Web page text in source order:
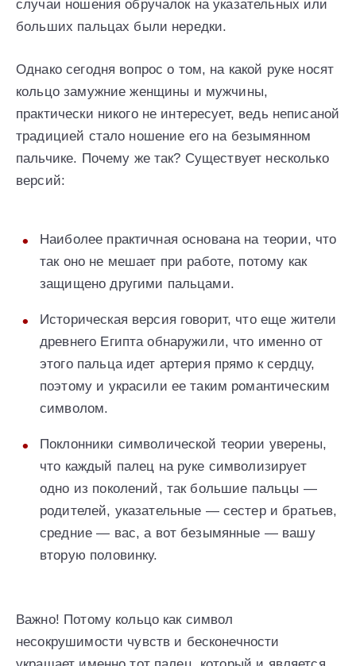
случаи ношения обручалок на указательных или
больших пальцах были нередки.
Однако сегодня вопрос о том, на какой руке носят
кольцо замужние женщины и мужчины,
практически никого не интересует, ведь неписаной
традицией стало ношение его на безымянном
пальчике. Почему же так? Существует несколько
версий:
Наиболее практичная основана на теории, что
так оно не мешает при работе, потому как
защищено другими пальцами.
Историческая версия говорит, что еще жители
древнего Египта обнаружили, что именно от
этого пальца идет артерия прямо к сердцу,
поэтому и украсили ее таким романтическим
символом.
Поклонники символической теории уверены,
что каждый палец на руке символизирует
одно из поколений, так большие пальцы —
родителей, указательные — сестер и братьев,
средние — вас, а вот безымянные — вашу
вторую половинку.
Важно! Потому кольцо как символ
несокрушимости чувств и бесконечности